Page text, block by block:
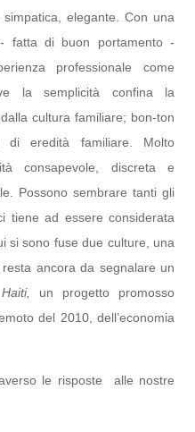
elegante. Con una
fatta di buon portamento -
professionale come
la semplicità confina la
cultura familiare; bon-ton
eredità familiare. Molto
consapevole, discreta e
Possono sembrare tanti gli
tiene ad essere considerata
si sono fuse due culture, una
ancora da segnalare un
un progetto promosso
del 2010, dell’economia
le risposte alle nostre